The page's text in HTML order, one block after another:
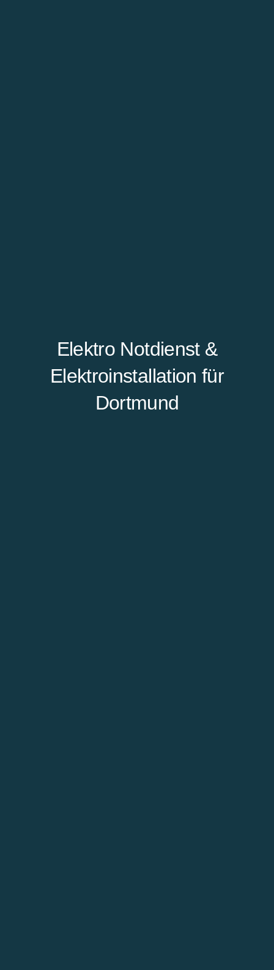
Elektro Notdienst &
Elektroinstallation für
Dortmund